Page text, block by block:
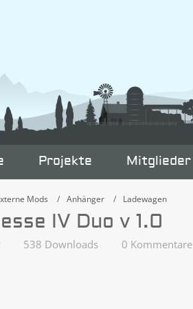
Projekte Mitglieder
Mods Anhänger Ladewagen
IV Duo v 1.0
538 Downloads 0 Kommentare